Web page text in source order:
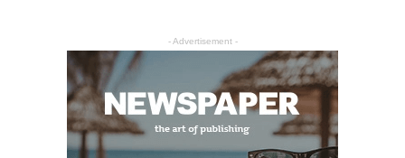
- Advertisement -